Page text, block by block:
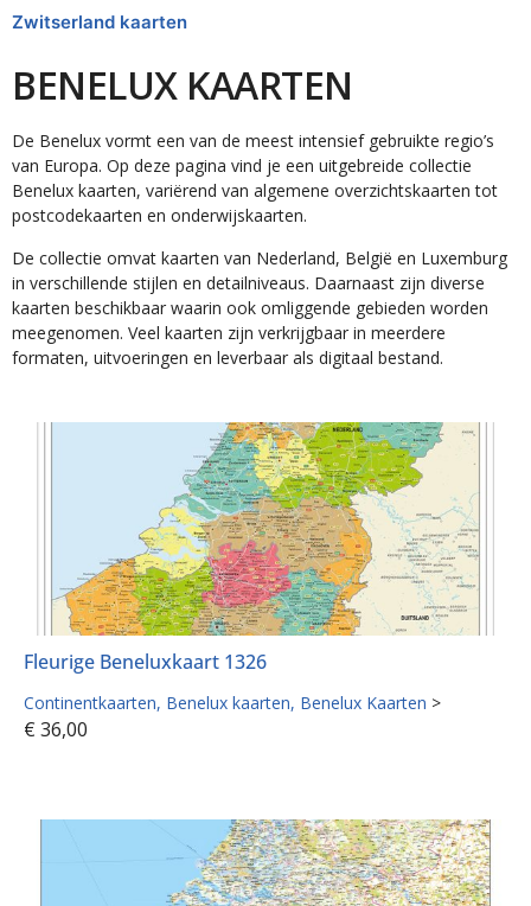
Zwitserland kaarten
BENELUX KAARTEN
De Benelux vormt een van de meest intensief gebruikte regio’s
van Europa. Op deze pagina vind je een uitgebreide collectie
Benelux kaarten, variërend van algemene overzichtskaarten tot
postcodekaarten en onderwijskaarten.
De collectie omvat kaarten van Nederland, België en Luxemburg
in verschillende stijlen en detailniveaus. Daarnaast zijn diverse
kaarten beschikbaar waarin ook omliggende gebieden worden
meegenomen. Veel kaarten zijn verkrijgbaar in meerdere
formaten, uitvoeringen en leverbaar als digitaal bestand.
Fleurige Beneluxkaart 1326
Continentkaarten Benelux kaarten Benelux Kaarten >
€ 36,00